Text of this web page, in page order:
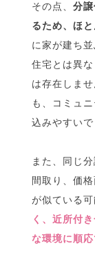
その点、分
るため、ほ
に家が建ち
住宅とは異
は存在しま
も、コミュ
込みやすいで
また、同じ
間取り、価
が似ている
く、近所付
な環境に順